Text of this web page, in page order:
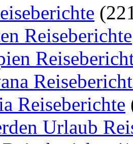
Reiseberichte
Reiseberichte
Urlaub